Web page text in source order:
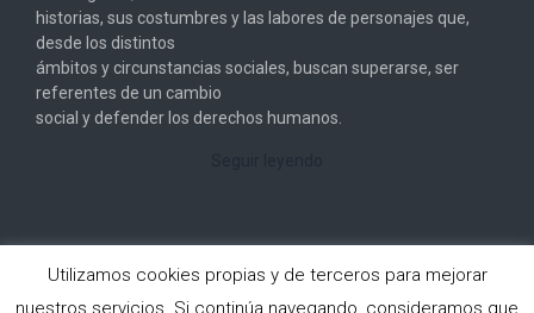
historias, sus costumbres y las labores de personajes que,
desde los distintos
ámbitos y circunstancias sociales, buscan superarse, ser
referentes de un cambio
social y defender los derechos humanos.
Utilizamos cookies propias y de terceros para mejorar
nuestros servicios. Si continúa navegando, consideramos que